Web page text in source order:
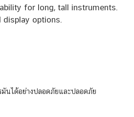
for long, tall instruments.
display options.
นได้อย่างปลอดภัยและปลอดภัย